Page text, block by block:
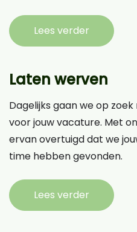
Lees verder
Laten werven
Dagelijks gaan we op
voor jouw vacature. Met
ervan overtuigd dat we
time hebben gevonden.
Lees verder